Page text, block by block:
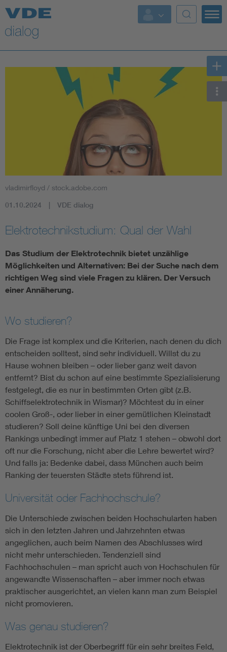
vladimirfloyd / stock.adobe.com
01.10.2024 VDE dialog
Elektrotechnikstudium: Qual der Wahl
Das Studium der Elektrotechnik bietet unzählige
Möglichkeiten und Alternativen: Bei der Suche nach dem
richtigen Weg sind viele Fragen zu klären. Der Versuch
einer Annäherung.
Wo studieren?
Die Frage ist komplex und die Kriterien, nach denen du dich
entscheiden solltest, sind sehr individuell. Willst du zu
Hause wohnen bleiben – oder lieber ganz weit davon
entfernt? Bist du schon auf eine bestimmte Spezialisierung
festgelegt, die es nur in bestimmten Orten gibt (z.B.
Schiffselektrotechnik in Wismar)? Möchtest du in einer
coolen Groß-, oder lieber in einer gemütlichen Kleinstadt
studieren? Soll deine künftige Uni bei den diversen
Rankings unbedingt immer auf Platz 1 stehen – obwohl dort
oft nur die Forschung, nicht aber die Lehre bewertet wird?
Und falls ja: Bedenke dabei, dass München auch beim
Ranking der teuersten Städte stets führend ist.
Universität oder Fachhochschule?
Die Unterschiede zwischen beiden Hochschularten haben
sich in den letzten Jahren und Jahrzehnten etwas
angeglichen, auch beim Namen des Abschlusses wird
nicht mehr unterschieden. Tendenziell sind
Fachhochschulen – man spricht auch von Hochschulen für
angewandte Wissenschaften – aber immer noch etwas
praktischer ausgerichtet, an vielen kann man zum Beispiel
nicht promovieren.
Was genau studieren?
Elektrotechnik ist der Oberbegriff für ein sehr breites Feld,